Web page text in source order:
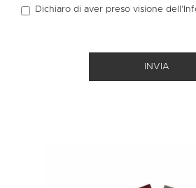
Dichiaro di aver preso visione
INVIA